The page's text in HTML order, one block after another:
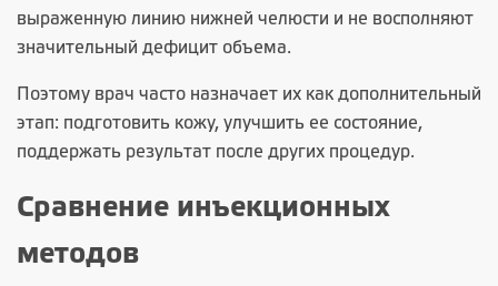
выраженную линию нижней челюсти и не восполняют
значительный дефицит объема.
Поэтому врач часто назначает их как дополнительный
этап: подготовить кожу, улучшить ее состояние,
поддержать результат после других процедур.
Сравнение инъекционных
методов